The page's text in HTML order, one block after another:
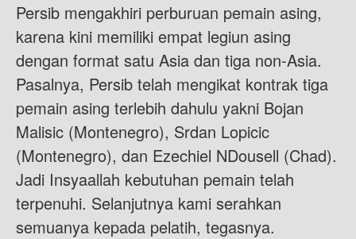
Persib mengakhiri perburuan pemain asing,
karena kini memiliki empat legiun asing
dengan format satu Asia dan tiga non-Asia.
Pasalnya, Persib telah mengikat kontrak tiga
pemain asing terlebih dahulu yakni Bojan
Malisic (Montenegro), Srdan Lopicic
(Montenegro), dan Ezechiel NDousell (Chad).
Jadi Insyaallah kebutuhan pemain telah
terpenuhi. Selanjutnya kami serahkan
semuanya kepada pelatih, tegasnya.